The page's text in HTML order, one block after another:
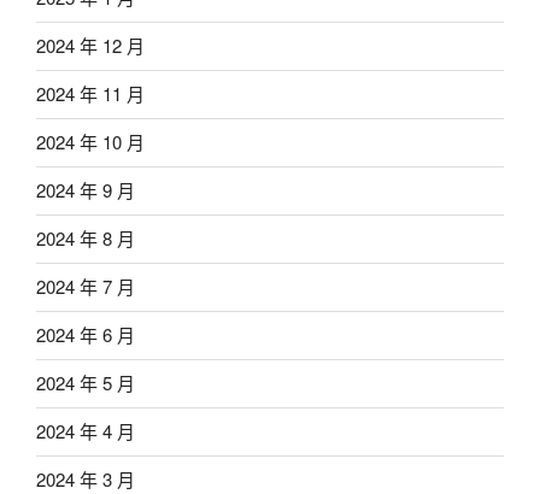
2024 年 12 月
2024 年 11 月
2024 年 10 月
2024 年 9 月
2024 年 8 月
2024 年 7 月
2024 年 6 月
2024 年 5 月
2024 年 4 月
2024 年 3 月